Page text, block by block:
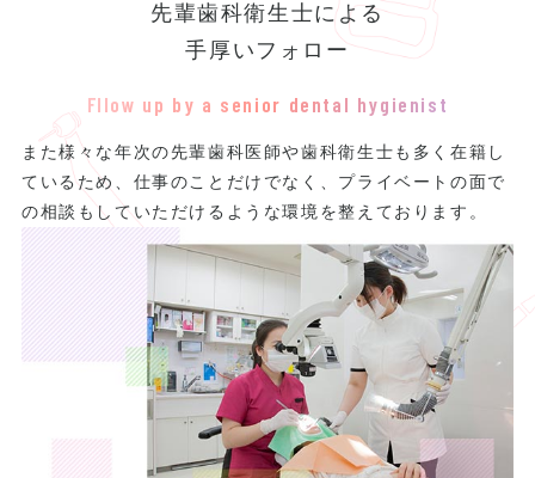
先輩歯科衛生士による
手厚いフォロー
Fllow up by a senior dental hygienist
また様々な年次の先輩歯科医師や歯科衛生士も多く在籍し
ているため、仕事のことだけでなく、プライベートの面で
の相談もしていただけるような環境を整えております。